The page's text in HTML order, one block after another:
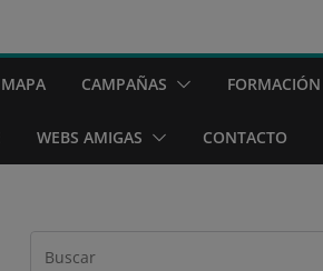
CAMPAÑAS FORMACIÓN
WEBS AMIGAS CONTACTO